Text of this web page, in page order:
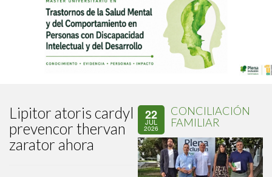
Lipitor atoris cardyl
prevencor thervan
zarator ahora
22
JUL
2026
CONCILIACIÓN
FAMILIAR